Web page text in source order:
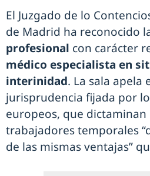
El Juzgado de lo
de Madrid ha reconocido
profesional con carácter
médico especialista en
interinidad. La sala apela
jurisprudencia fijada por
europeos, que dictaminan
trabajadores temporales
de las mismas ventajas”